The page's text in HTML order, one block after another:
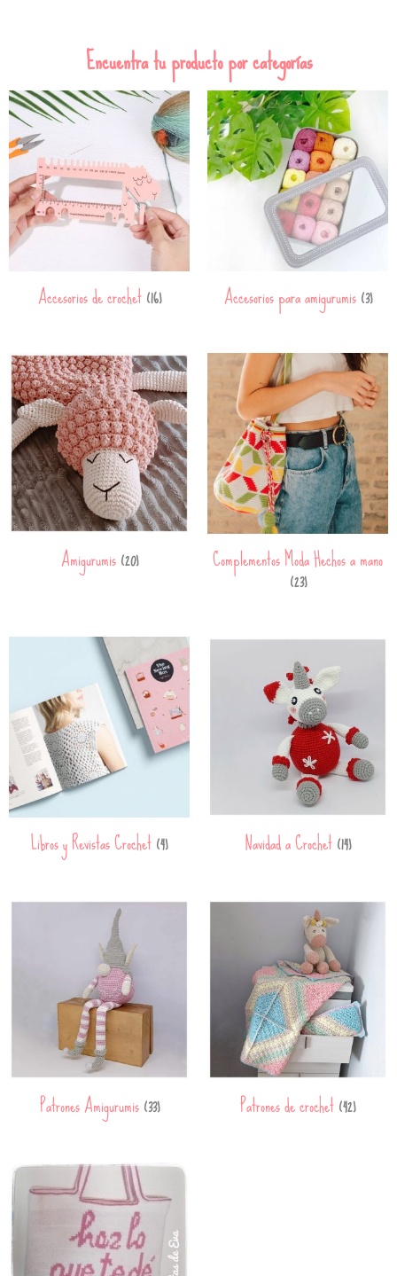
Encuentra tu producto por categorías
Accesorios de crochet(16) Accesorios para amigurumis(3)
Amigurumis(20) Complementos Moda Hechos a mano
(23)
Libros y Revistas Crochet(4) Navidad a Crochet(14)
Patrones Amigurumis(33) Patrones de crochet(42)